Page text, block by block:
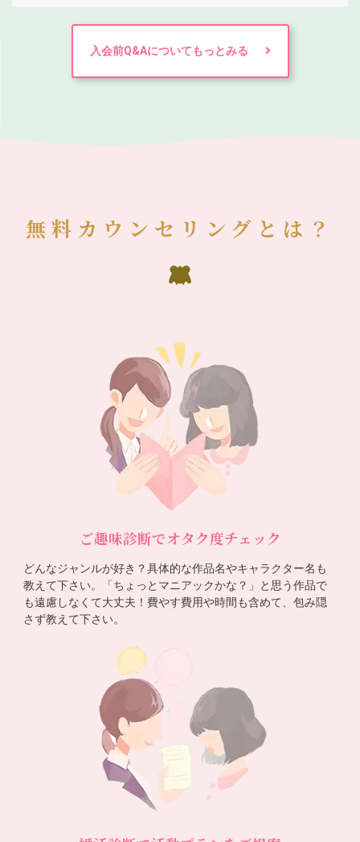
入会前Q&Aについてもっとみる
無料カウンセリングとは？
ご趣味診断でオタク度チェック
どんなジャンルが好き？具体的な作品名やキャラクター名も
教えて下さい。「ちょっとマニアックかな？」と思う作品で
も遠慮しなくて大丈夫！費やす費用や時間も含めて、包み隠
さず教えて下さい。